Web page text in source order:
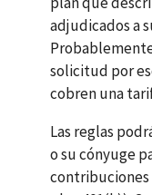
adjudicados a
solicitud por
cobren una
Las reglas
o su cónyuge